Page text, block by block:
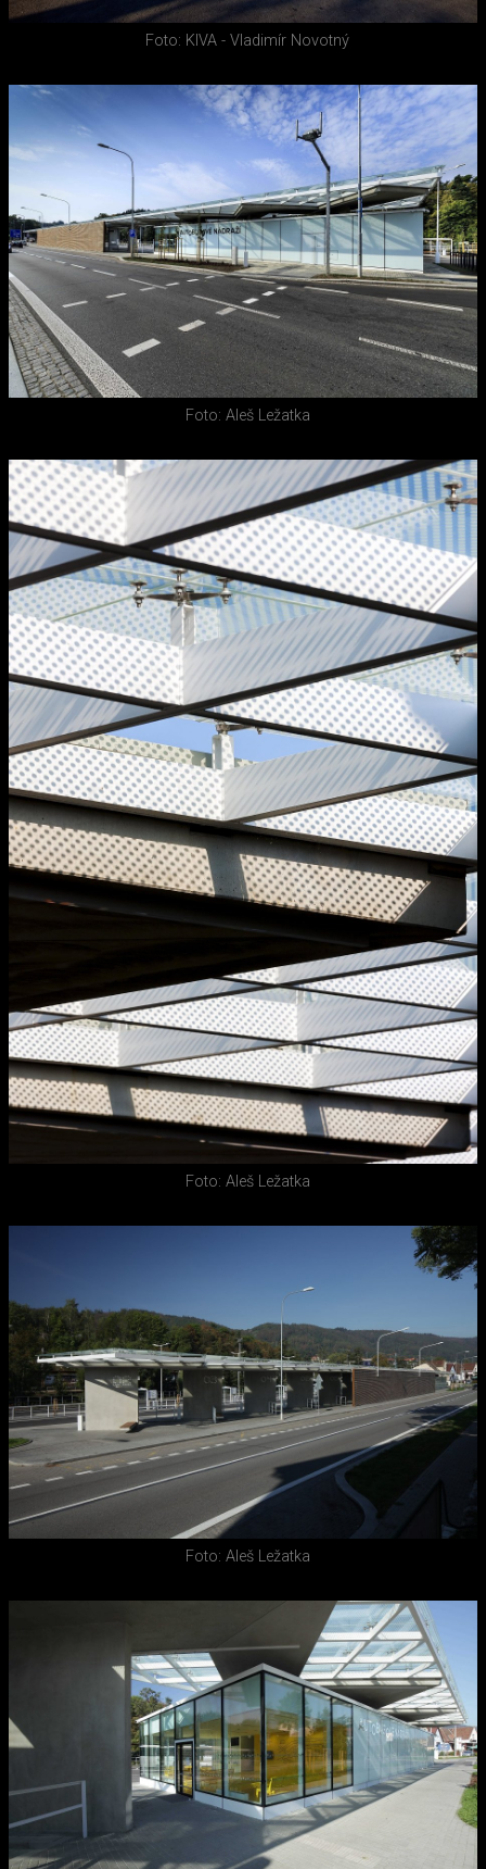
Foto: KIVA - Vladimír Novotný
Foto: Aleš Ležatka
Foto: Aleš Ležatka
Foto: Aleš Ležatka